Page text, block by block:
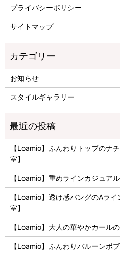
プライバシーポリシー
サイトマップ
お知らせ
スタイルギャラリー
【Loamio】ふんわりトップのナ
室】
【Loamio】重めラインカジュア
【Loamio】透け感バングのAラ
室】
【Loamio】大人の華やかカール
【Loamio】ふんわりバルーンボ